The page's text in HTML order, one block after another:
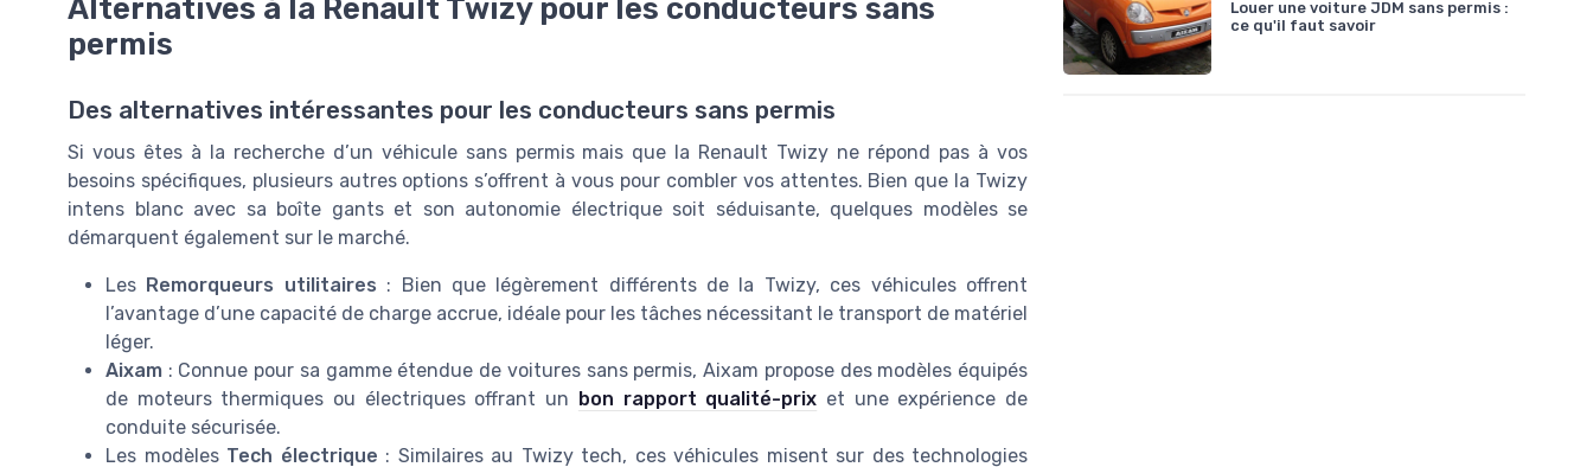
Alternatives à la Renault Twizy pour les conducteurs sans
permis
Des alternatives intéressantes pour les conducteurs sans permis
Si vous êtes à la recherche d’un véhicule sans permis mais que la Renault Twizy ne répond pas à vos
besoins spécifiques, plusieurs autres options s’offrent à vous pour combler vos attentes. Bien que la Twizy
intens blanc avec sa boîte gants et son autonomie électrique soit séduisante, quelques modèles se
démarquent également sur le marché.
Les Remorqueurs utilitaires : Bien que légèrement différents de la Twizy, ces véhicules offrent
l’avantage d’une capacité de charge accrue, idéale pour les tâches nécessitant le transport de matériel
léger.
Aixam : Connue pour sa gamme étendue de voitures sans permis, Aixam propose des modèles équipés
de moteurs thermiques ou électriques offrant un bon rapport qualité-prix et une expérience de
conduite sécurisée.
Les modèles Tech électrique : Similaires au Twizy tech, ces véhicules misent sur des technologies
Louer une voiture JDM sans permis :
ce qu'il faut savoir